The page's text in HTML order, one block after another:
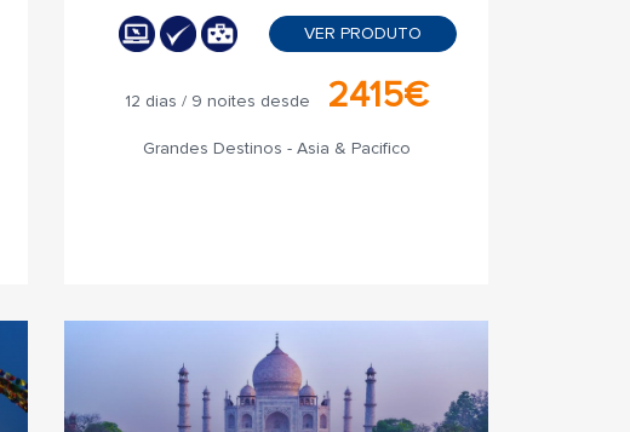
VER PRODUTO
12 dias / 9 noites desde 2415€
Grandes Destinos - Asia & Pacifico